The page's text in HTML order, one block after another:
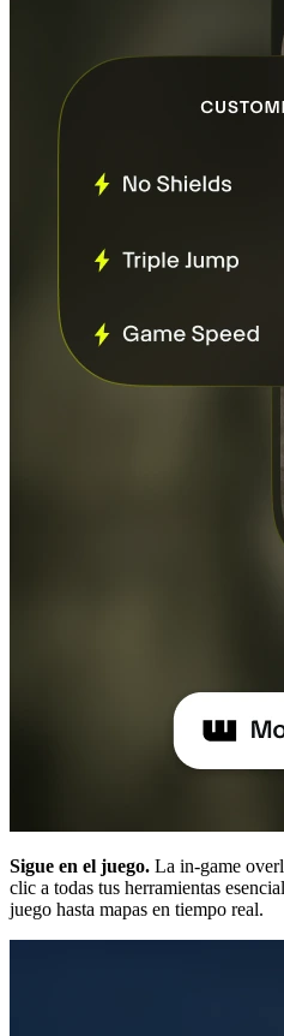
Sigue en el juego. La in-game
clic a todas tus herramientas
juego hasta mapas en tiempo real.